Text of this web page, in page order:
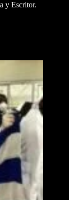
y Escritor.